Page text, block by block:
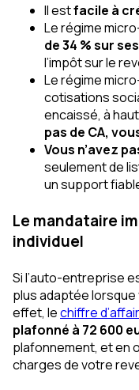
Il estfacile à
Le régime
de 34 % sur
l’impôt sur le
Le régime
cotisations
encaissé, à
pas de CA,
Vous n’avez
seulement de
un support
Le mandataire
individuel
Si l’auto-entreprise
plus adaptée
effet, lechiffre
plafonné à 72 600
plafonnement, et en
charges de votre